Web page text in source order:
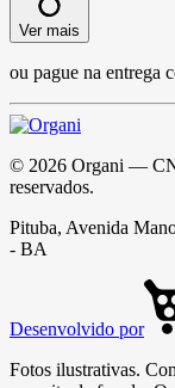
Ver mais
ou pague na entrega
© 2026 Organi —
reservados.
Pituba, Avenida
- BA
Desenvolvido por
Fotos ilustrativas.